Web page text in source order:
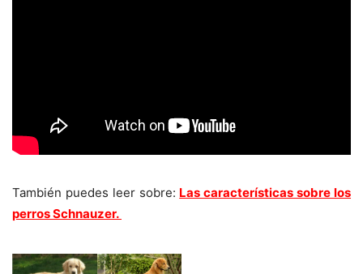
También puedes leer sobre: Las características sobre los
perros Schnauzer.